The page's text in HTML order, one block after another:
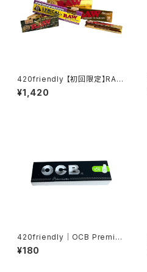
420friendly 【初回限定】RAW
お試し6点セット
¥1,420
420friendly｜OCB Premiu
m TIPS（50枚）／ジョイント用
フィルターチップ・手巻き 対応
¥180